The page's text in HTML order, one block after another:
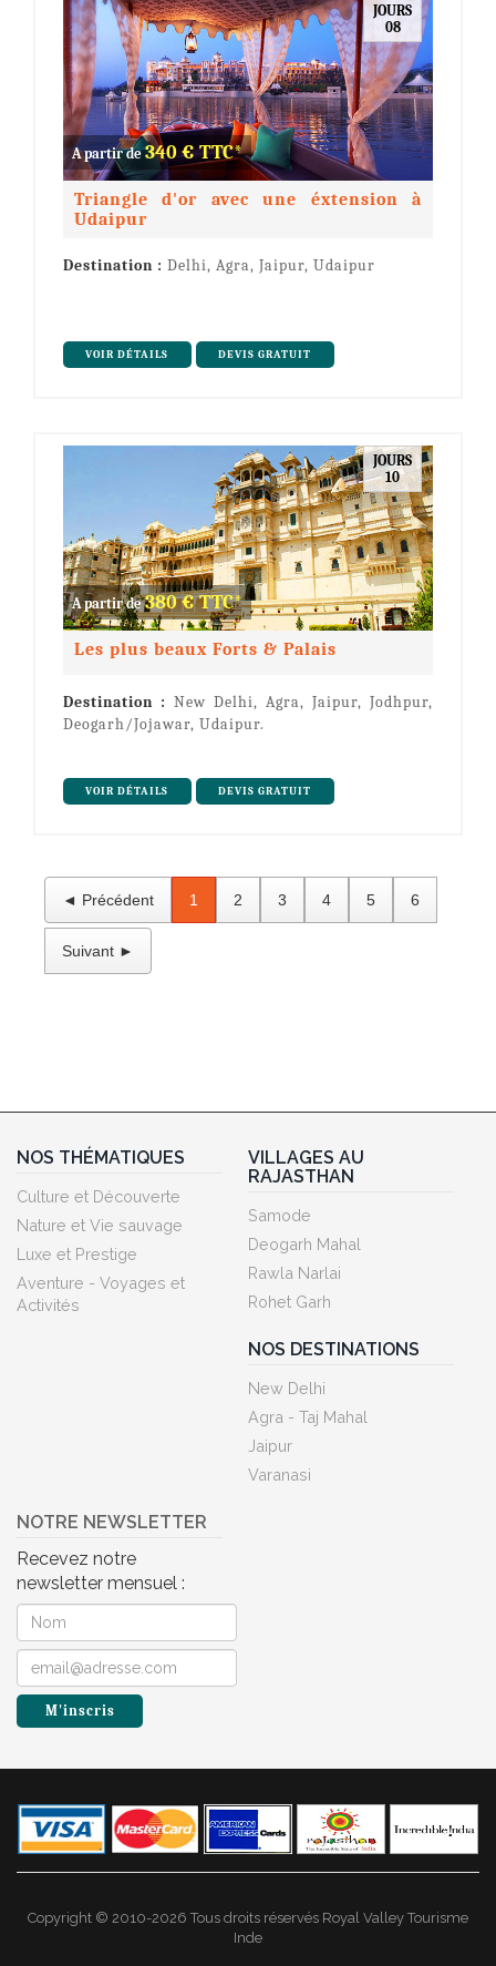
JOURS
08
A partir de340 € TTC*
Triangle d'or avec une éxtension à
Udaipur
Destination : Delhi, Agra, Jaipur, Udaipur
VOIR DÉTAILS DEVIS GRATUIT
JOURS
10
A partir de380 € TTC*
Les plus beaux Forts & Palais
Destination : New Delhi, Agra, Jaipur, Jodhpur,
Deogarh/Jojawar, Udaipur.
VOIR DÉTAILS DEVIS GRATUIT
◄ Précédent 1 2 3 4 5 6
Suivant ►
NOS THÉMATIQUES
Culture et Découverte
Nature et Vie sauvage
Luxe et Prestige
Aventure - Voyages et
Activités
VILLAGES AU
RAJASTHAN
Samode
Deogarh Mahal
Rawla Narlai
Rohet Garh
NOS DESTINATIONS
New Delhi
Agra - Taj Mahal
Jaipur
Varanasi
NOTRE NEWSLETTER
Recevez notre
newsletter mensuel :
Copyright © 2010-2026 Tous droits réservés Royal Valley Tourisme
Inde